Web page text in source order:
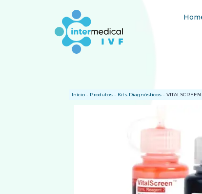
Início - Produtos - Kits Diagnósticos - VITALSCREEN